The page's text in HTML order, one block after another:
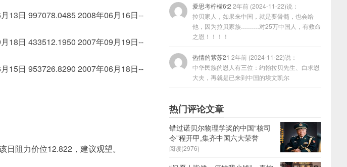
13日 997078.0485 2008年06月16日--
18日 433512.1950 2007年09月19日--
15日 953726.8290 2007年06月18日--
阻力价位12.822，建议观望。
爱思考柠檬6t2 2年前 (2024-11-22)说：
拉贝家人，如果来中国，就是要骨髓，也会给
他，因为拉贝家族………对25万中国人，有救命
之恩！！！！
热情的紫苏21 2年前 (2024-11-22)说：
中华民族的恩人有三位：约翰拉贝先生、白求恩
大夫，再就是已来到中国的埃文凯尔
热门评论文章
错过诺贝尔物理学奖的中国“核司
令”程开甲,集齐中国六大荣誉
阅读(2976)